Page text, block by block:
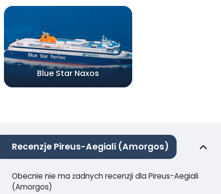
Blue Star Naxos
Recenzje Pireus-Aegiali (Amorgos)
Obecnie nie ma żadnych recenzji dla Pireus-Aegiali
(Amorgos)